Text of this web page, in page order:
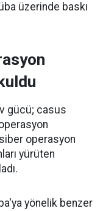
üzerinde baskı
gücü; casus
operasyon
yürüten
yönelik benzer